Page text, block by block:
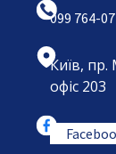
099 764-
Київ,
офіс 203